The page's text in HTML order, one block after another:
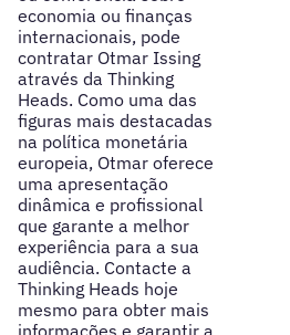
economia ou finanças
internacionais, pode
contratar Otmar Issing
através da Thinking
Heads. Como uma das
figuras mais destacadas
na política monetária
europeia, Otmar oferece
uma apresentação
dinâmica e profissional
que garante a melhor
experiência para a sua
audiência. Contacte a
Thinking Heads hoje
mesmo para obter mais